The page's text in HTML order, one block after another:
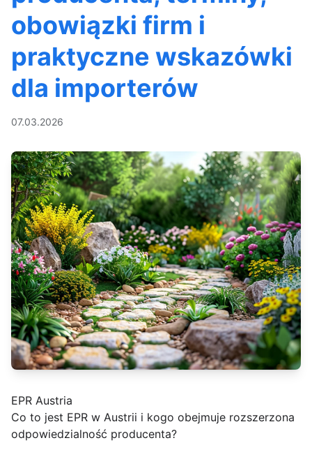
obowiązki firm i
praktyczne wskazówki
dla importerów
07.03.2026
EPR Austria
Co to jest EPR w Austrii i kogo obejmuje rozszerzona
odpowiedzialność producenta?